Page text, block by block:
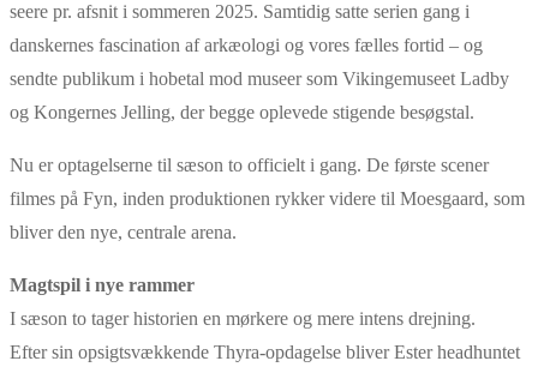
seere pr. afsnit i sommeren 2025. Samtidig satte serien gang i
danskernes fascination af arkæologi og vores fælles fortid – og
sendte publikum i hobetal mod museer som Vikingemuseet Ladby
og Kongernes Jelling, der begge oplevede stigende besøgstal.
Nu er optagelserne til sæson to officielt i gang. De første scener
filmes på Fyn, inden produktionen rykker videre til Moesgaard, som
bliver den nye, centrale arena.
Magtspil i nye rammer
I sæson to tager historien en mørkere og mere intens drejning.
Efter sin opsigtsvækkende Thyra-opdagelse bliver Ester headhuntet